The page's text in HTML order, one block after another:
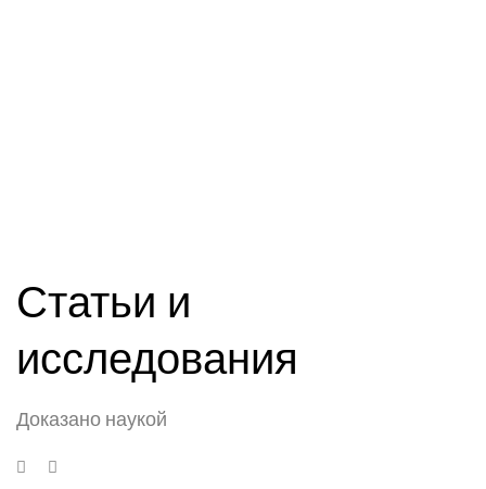
Статьи и
исследования
Доказано наукой